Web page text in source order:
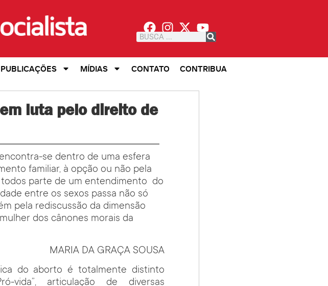
PUBLICAÇÕES MÍDIAS CONTATO CONTRIBUA
luta pelo direito de
se dentro de uma esfera
familiar, à opção ou não pela
todos parte de um entendimento do
entre os sexos passa não só
pela rediscussão da dimensão
dos cânones morais da
MARIA DA GRAÇA SOUSA
do aborto é totalmente distinto
vida”, articulação de diversas